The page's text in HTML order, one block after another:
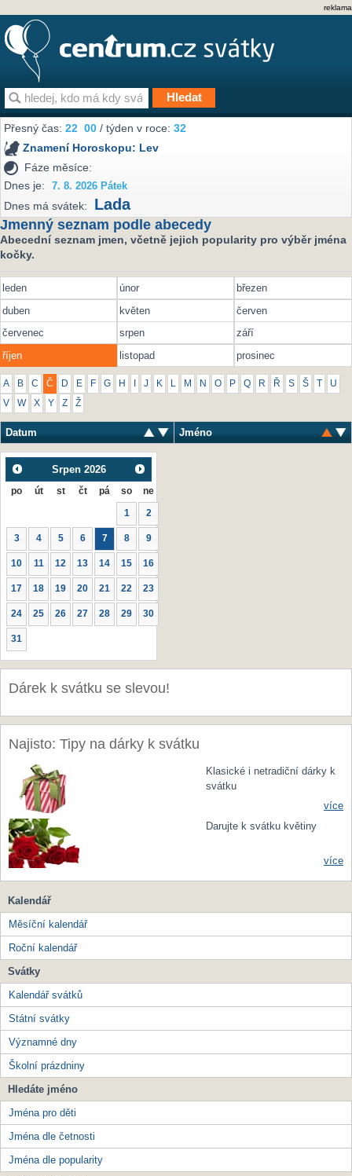
reklama
Přesný čas:22 00 / týden v roce:32
Znamení Horoskopu: Lev
Fáze měsíce:
Dnes je:
7. 8. 2026 Pátek
Dnes má svátek: Lada
Jmenný seznam podle abecedy
Abecední seznam jmen, včetně jejich popularity pro výběr jména
kočky.
leden únor
březen
duben
květen
červen
červenec
srpen
září
říjen
listopad prosinec
A B C Č D E F G H J K L M N O P Q R Ř S Š U
V W X Y Z Ž
Datum Jméno
Srpen 2026
po út st čt pá so ne
1 2
3 4 5 6 7 8 9
10 11 12 13 14 15 16
17 18 19 20 21 22 23
24 25 26 27 28 29 30
31
Dárek k svátku se slevou!
Najisto: Tipy na dárky k svátku
Klasické i netradiční dárky k
svátku
více
Darujte k svátku květiny
více
Kalendář
Měsíční kalendář
Roční kalendář
Svátky
Kalendář svátků
Státní svátky
Významné dny
Školní prázdniny
Hledáte jméno
Jména pro děti
Jména dle četnosti
Jména dle popularity